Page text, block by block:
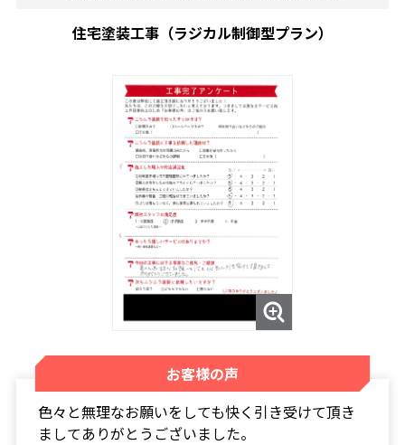
住宅塗装工事（ラジカル制御型プラン）
お客様の声
色々と無理なお願いをしても快く引き受けて頂き
ましてありがとうございました。